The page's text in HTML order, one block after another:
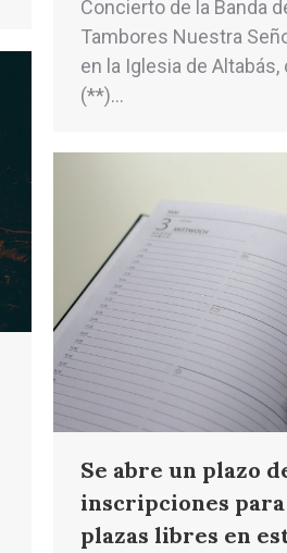
Concierto de la Banda
Tambores Nuestra
en la Iglesia de Altabás,
(**)…
Se abre un plazo
inscripciones
plazas libres en